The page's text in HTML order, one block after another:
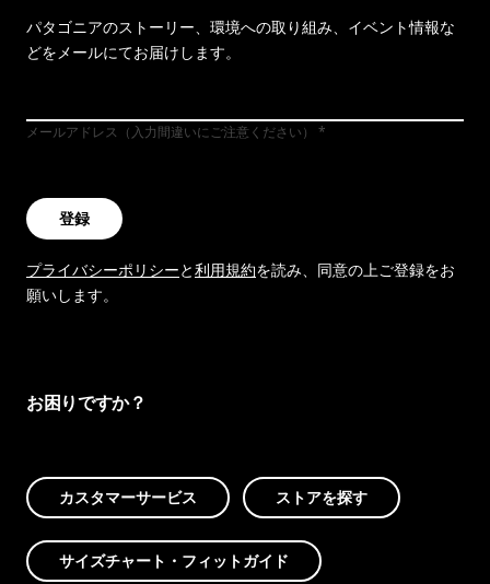
パタゴニアのストーリー、環境への取り組み、イベント情報な
どをメールにてお届けします。
メールアドレス（入力間違いにご注意ください）
登録
プライバシーポリシーと利用規約を読み、同意の上ご登録をお
願いします。
お困りですか？
カスタマーサービス ストアを探す
サイズチャート・フィットガイド